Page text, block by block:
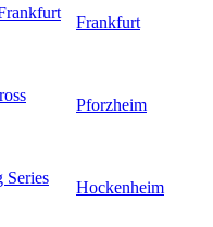
Frankfurt
Pforzheim
Series
Hockenheim